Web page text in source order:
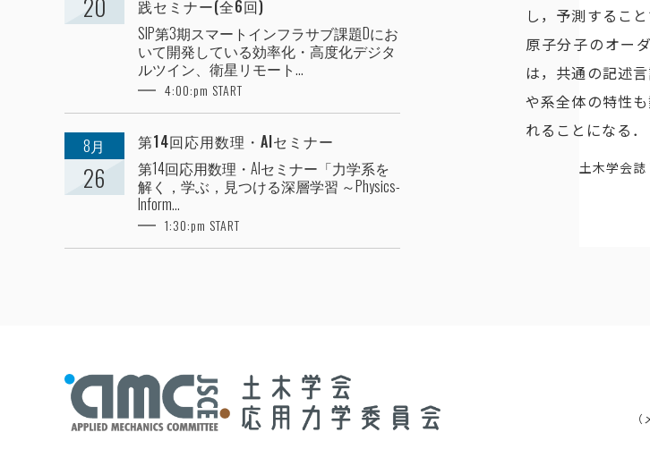
し，予測するこ
原子分子のオー
は，共通の記述
や系全体の特性
れることになる．
土木学会
践セミナー(全6回)
SIP第3期スマートインフラサブ課題Dにお
いて開発している効率化・高度化デジタ
ルツイン、衛星リモート...
4:00:pm START
8月
26
第14回応用数理・AIセミナー
第14回応用数理・AIセミナー「力学系を
解く，学ぶ，見つける深層学習 ～Physics-
Inform...
1:30:pm START